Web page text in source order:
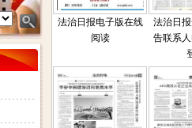
法治日报电子版在线
阅读
法治日
告联系